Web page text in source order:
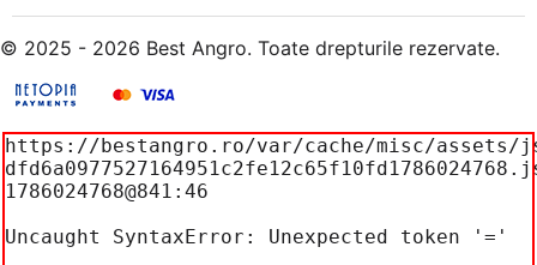
© 2025 - 2026 Best Angro. Toate drepturile rezervate.
https://bestangro.ro/var/cache/misc/
1786024768@841:46
Uncaught SyntaxError: Unexpected token '='